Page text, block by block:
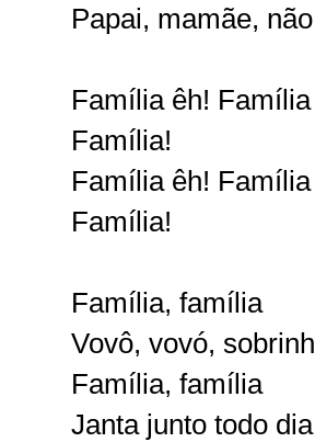
Papai, mamãe,
Família êh! Família
Família!
Família êh! Família
Família!
Família, família
Vovô, vovó,
Família, família
Janta junto todo dia